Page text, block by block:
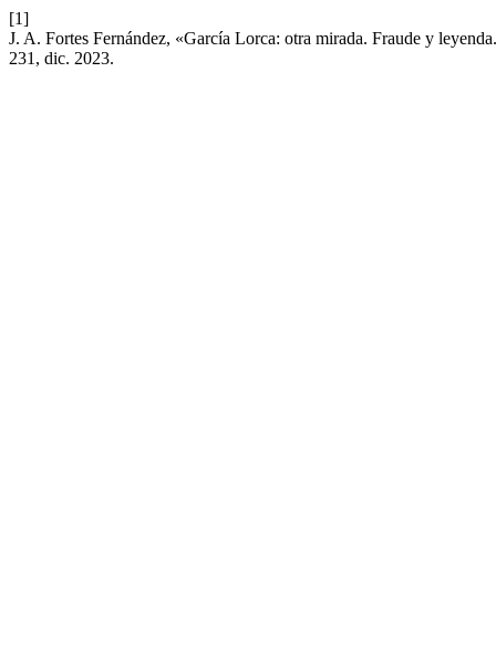
[1]
J. A. Fortes Fernández, «García Lorca: otra mirada. Fraude y
231, dic. 2023.